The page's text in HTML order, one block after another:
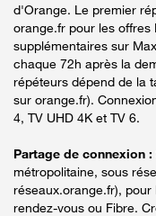
d'Orange. Le premier
orange.fr pour les offres
supplémentaires sur
chaque 72h après la
répéteurs dépend de la
sur orange.fr).
4, TV UHD 4K et TV 6.
Partage de connexion :
métropolitaine, sous
réseaux.orange.fr),
rendez-vous ou Fibre.